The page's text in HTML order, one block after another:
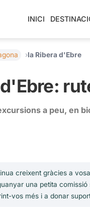
INICI
la Ribera d'Ebre
a peu, en
creixent gràcies a
una petita
vos més i a donar